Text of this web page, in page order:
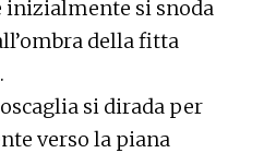
inizialmente si snoda
della fitta
si dirada per
verso la piana